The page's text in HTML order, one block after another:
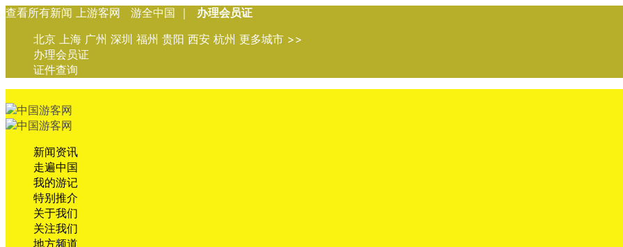
查看所有新闻 上游客网 游全中国 ｜
办理会员证
北京 上海 广州 深圳 福州 贵阳 西安 杭州 更多城市 >>
办理会员证
证件查询
新闻资讯
走遍中国
我的游记
特别推介
关于我们
关注我们
地方频道